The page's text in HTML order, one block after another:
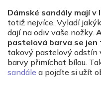
Dámské sandály mají v
totiž nejvíce. Vyladí
dají na odiv vaše nožky.
pastelová barva se jen
takový pastelový odstín
barvy přimíchat bílou.
sandále a pojďte si užít